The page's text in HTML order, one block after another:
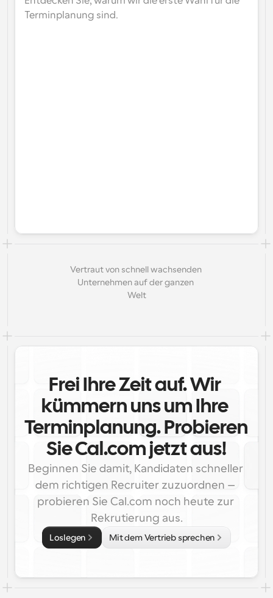
Terminplanung sind.
Vertraut von schnell wachsenden
Unternehmen auf der ganzen
Welt
Frei Ihre Zeit auf. Wir
kümmern uns um Ihre
Terminplanung. Probieren
Sie Cal.com jetzt aus!
Beginnen Sie damit, Kandidaten schneller
dem richtigen Recruiter zuzuordnen –
probieren Sie Cal.com noch heute zur
Rekrutierung aus.
Loslegen Mit dem Vertrieb sprechen